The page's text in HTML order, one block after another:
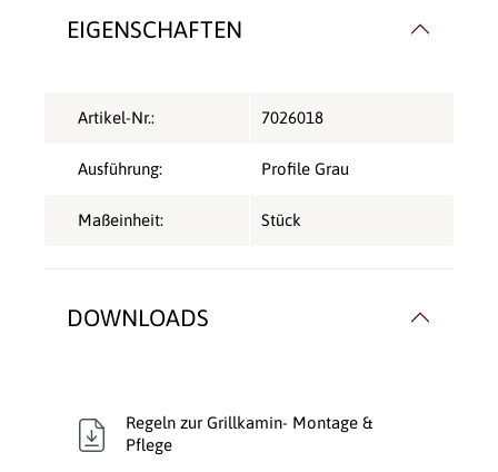
EIGENSCHAFTEN
Artikel-Nr.: 7026018
Ausführung: Profile Grau
Maßeinheit: Stück
DOWNLOADS
Regeln zur Grillkamin- Montage &
Pflege